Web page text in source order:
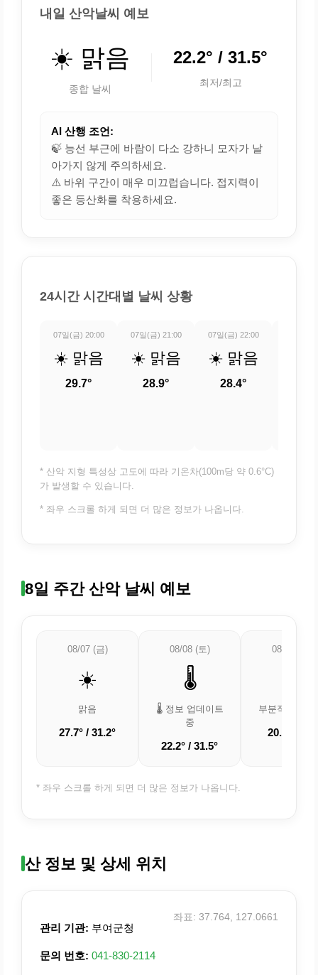
내일 산악날씨 예보
☀️ 맑음
종합 날씨
22.2° / 31.5°
최저/최고
AI 산행 조언:
🍃 능선 부근에 바람이 다소 강하니 모자가 날
아가지 않게 주의하세요.
⚠️ 바위 구간이 매우 미끄럽습니다. 접지력이
좋은 등산화를 착용하세요.
24시간 시간대별 날씨 상황
07일(금) 20:00
☀️ 맑음
29.7°
07일(금) 21:00
☀️ 맑음
28.9°
07일(금) 22:00
☀️ 맑음
28.4°
* 산악 지형 특성상 고도에 따라 기온차(100m당 약 0.6°C)
가 발생할 수 있습니다.
* 좌우 스크롤 하게 되면 더 많은 정보가 나옵니다.
8일 주간 산악 날씨 예보
08/07 (금)
☀️
맑음
27.7° / 31.2°
08/08 (토)
🌡️
🌡️ 정보 업데이트
중
22.2° / 31.5°
08/09 (일)
부분적으로 흐
20.4° / 29°
* 좌우 스크롤 하게 되면 더 많은 정보가 나옵니다.
산 정보 및 상세 위치
관리 기관: 부여군청
문의 번호: 041-830-2114
좌표: 37.764, 127.0661